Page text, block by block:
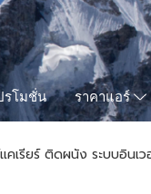
รโมชั่น ราคาแอร์
เรียร์ ติดผนัง ระบบอินเ